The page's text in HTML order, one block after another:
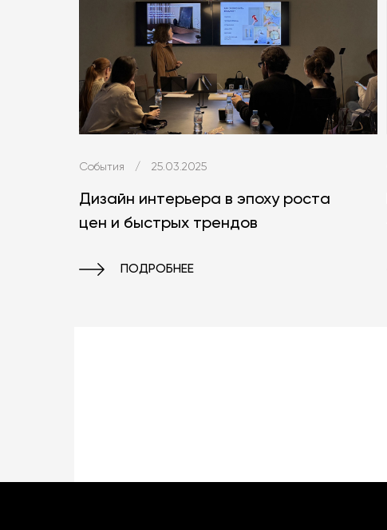
События / 25.03.2025
Дизайн интерьера в эпоху роста
цен и быстрых трендов
ПОДРОБНЕЕ